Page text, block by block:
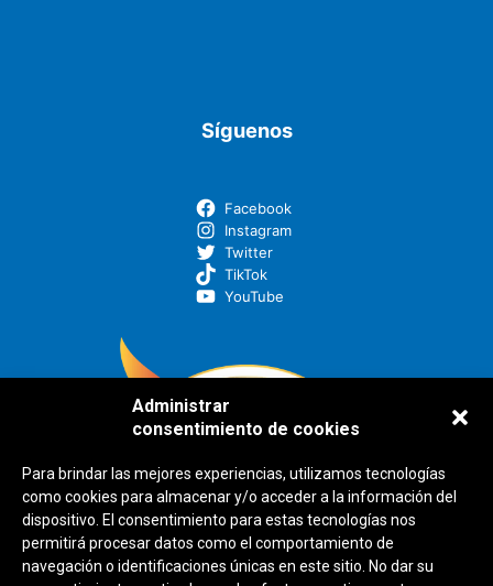
Administrar
consentimiento de cookies
Para brindar las mejores experiencias, utilizamos tecnologías
como cookies para almacenar y/o acceder a la información del
dispositivo. El consentimiento para estas tecnologías nos
permitirá procesar datos como el comportamiento de
navegación o identificaciones únicas en este sitio. No dar su
Síguenos
Facebook
Instagram
Twitter
TikTok
YouTube